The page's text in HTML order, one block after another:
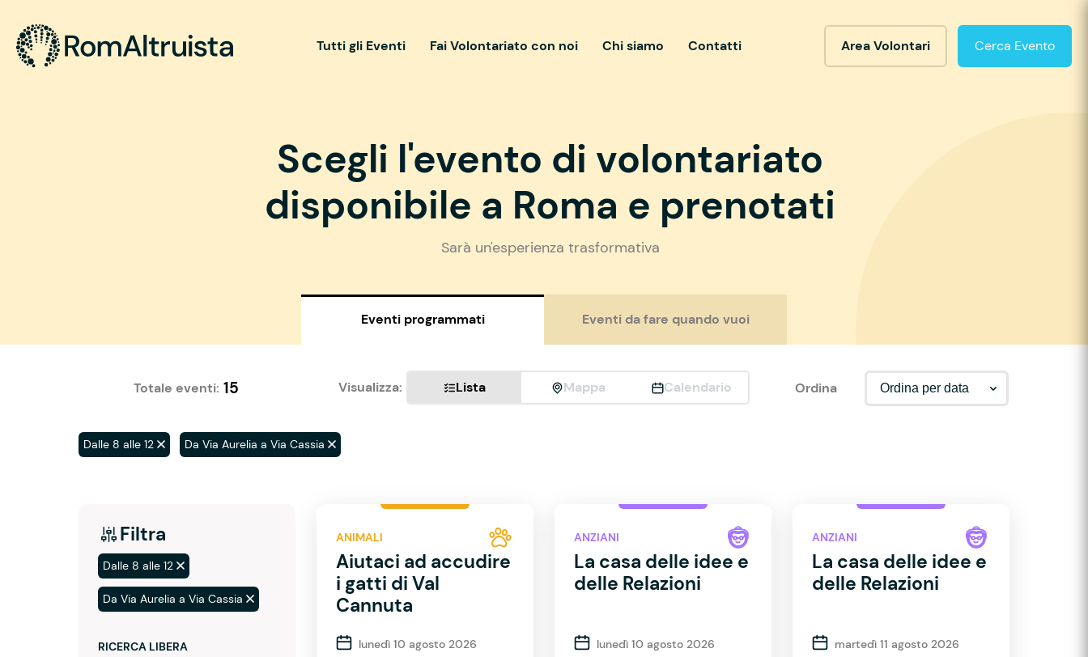
Tutti gli Eventi Fai Volontariato con noi Chi siamo Contatti Area Volontari Cerca Evento
Scegli l'evento di volontariato
disponibile a Roma e prenotati
Sarà un'esperienza trasformativa
Eventi programmati Eventi da fare quando vuoi
Totale eventi: 15 Visualizza: Lista Mappa Calendario Ordina
Dalle 8 alle 12 Da Via Aurelia a Via Cassia
Filtra
Dalle 8 alle 12
Da Via Aurelia a Via Cassia
RICERCA LIBERA
ANIMALI
Aiutaci ad accudire
i gatti di Val
Cannuta
lunedì 10 agosto 2026
ANZIANI
La casa delle idee e
delle Relazioni
lunedì 10 agosto 2026
ANZIANI
La casa delle idee e
delle Relazioni
martedì 11 agosto 2026